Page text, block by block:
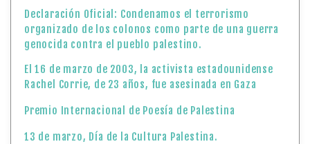
Declaración Oficial: Condenamos el terrorismo
organizado de los colonos como parte de una guerra
genocida contra el pueblo palestino.
El 16 de marzo de 2003, la activista estadounidense
Rachel Corrie, de 23 años, fue asesinada en Gaza
Premio Internacional de Poesía de Palestina
13 de marzo, Día de la Cultura Palestina.